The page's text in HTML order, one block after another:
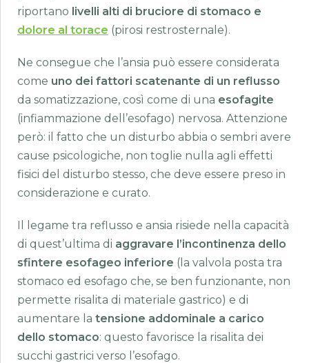
riportano livelli alti di bruciore di stomaco e
dolore al torace (pirosi restrosternale).
Ne consegue che l’ansia può essere considerata
come uno dei fattori scatenante di un reflusso
da somatizzazione, così come di una esofagite
(infiammazione dell’esofago) nervosa. Attenzione
però: il fatto che un disturbo abbia o sembri avere
cause psicologiche, non toglie nulla agli effetti
fisici del disturbo stesso, che deve essere preso in
considerazione e curato.
Il legame tra reflusso e ansia risiede nella capacità
di quest’ultima di aggravare l’incontinenza dello
sfintere esofageo inferiore (la valvola posta tra
stomaco ed esofago che, se ben funzionante, non
permette risalita di materiale gastrico) e di
aumentare la tensione addominale a carico
dello stomaco: questo favorisce la risalita dei
succhi gastrici verso l’esofago.